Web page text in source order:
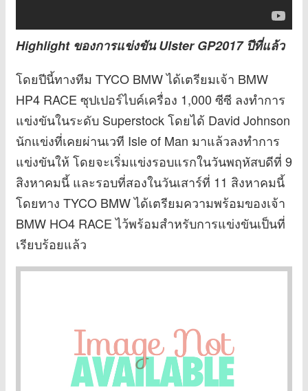
Highlight ของการแข่งขัน Ulster GP2017 ปีที่แล้ว
โดยปีนี้ทางทีม TYCO BMW ได้เตรียมเจ้า BMW
HP4 RACE ซุปเปอร์ไบค์เครื่อง 1,000 ซีซี ลงทำการ
แข่งขันในระดับ Superstock โดยได้ David Johnson
นักแข่งที่เคยผ่านเวที Isle of Man มาแล้วลงทำการ
แข่งขันให้ โดยจะเริ่มแข่งรอบแรกในวันพฤหัสบดีที่ 9
สิงหาคมนี้ และรอบที่สองในวันเสาร์ที่ 11 สิงหาคมนี้
โดยทาง TYCO BMW ได้เตรียมความพร้อมของเจ้า
BMW HO4 RACE ไว้พร้อมสำหรับการแข่งขันเป็นที่
เรียบร้อยแล้ว